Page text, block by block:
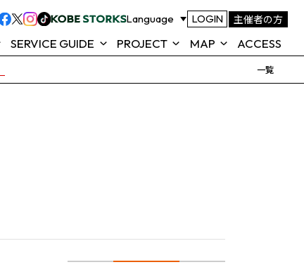
Language LOGIN 主催者の方
SERVICE GUIDE PROJECT MAP ACCESS
一覧